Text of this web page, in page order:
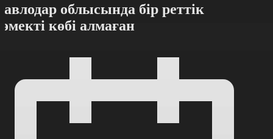
облысында бір реттік
көбі алмаған